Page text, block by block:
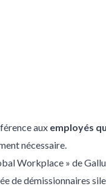
aux employés
nécessaire.
Workplace » de
de démissionnaires